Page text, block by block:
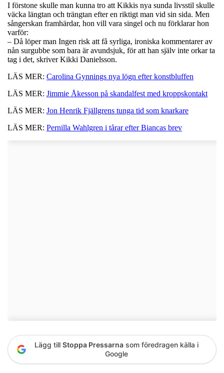
I förstone skulle man kunna tro att Kikkis nya sunda livsstil skulle
väcka längtan och trängtan efter en riktigt man vid sin sida. Men
sångerskan framhärdar, hon vill vara singel och nu förklarar hon
varför:
– Då löper man Ingen risk att få syrliga, ironiska kommentarer av
nån surgubbe som bara är avundsjuk, för att han själv inte orkar ta
tag i det, skriver Kikki Danielsson.
LÄS MER: Carolina Gynnings nya lögn efter konstbluffen
LÄS MER: Jimmie Åkesson på skandalfest med kroppskontakt
LÄS MER: Jon Henrik Fjällgrens tunga tid som knarkare
LÄS MER: Pernilla Wahlgren i tårar efter Biancas brev
Lägg till Stoppa Pressarna som föredragen källa i
Google